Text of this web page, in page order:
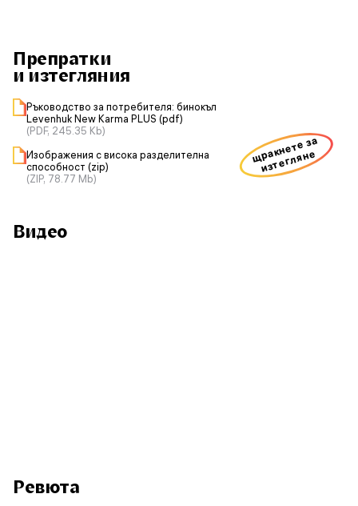
Препратки
и изтегляния
Ръководство за потребителя: бинокъл
Levenhuk New Karma PLUS (pdf)
(PDF, 245.35 Kb)
Изображения с висока разделителна
способност (zip)
(ZIP, 78.77 Mb)
щракнете за
изтегляне
Видео
Ревюта